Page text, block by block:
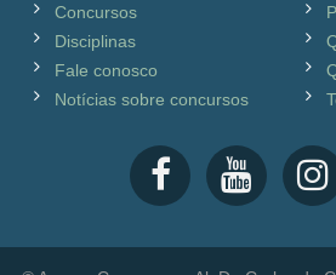
Concursos
Disciplinas
Fale conosco
Notícias sobre concursos